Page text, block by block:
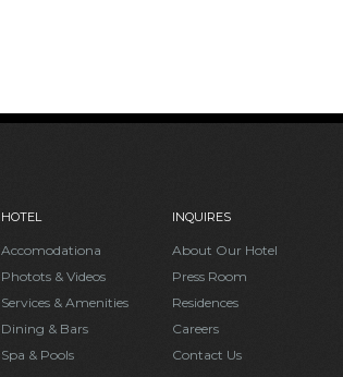
HOTEL
Accomodationa
Photots & Videos
Services & Amenities
Dining & Bars
Spa & Pools
INQUIRES
About Our Hotel
Press Room
Residences
Careers
Contact Us